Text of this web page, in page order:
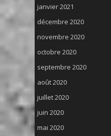
janvier 2021
décembre 2020
novembre 2020
octobre 2020
septembre 2020
août 2020
juillet 2020
juin 2020
mai 2020